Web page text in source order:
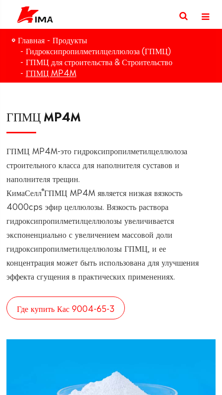
Главная
Продукты
Гидроксипропилметилцеллюлоза (ГПМЦ)
ГПМЦ для строительства & Строительство
ГПМЦ MP4M
ГПМЦ MP4M
ГПМЦ MP4M-это гидроксипропилметилцеллюлоза
строительного класса для наполнителя суставов и
наполнителя трещин.
КимаСелл®ГПМЦ MP4M является низкая вязкость
4000cps эфир целлюлозы. Вязкость раствора
гидроксипропилметилцеллюлозы увеличивается
экспоненциально с увеличением массовой доли
гидроксипропилметилцеллюлозы ГПМЦ, и ее
концентрация может быть использована для улучшения
эффекта сгущения в практических применениях.
Где купить Кас 9004-65-3